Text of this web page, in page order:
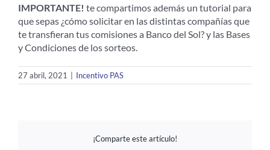
IMPORTANTE! te compartimos además un tutorial para
que sepas ¿cómo solicitar en las distintas compañías que
te transfieran tus comisiones a Banco del Sol? y las Bases
y Condiciones de los sorteos.
27 abril, 2021 Incentivo PAS
¡Comparte este artículo!